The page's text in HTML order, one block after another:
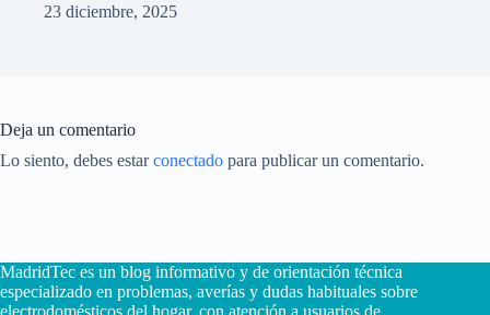
23 diciembre, 2025
Deja un comentario
Lo siento, debes estarconectado para publicar un comentario.
MadridTec es un blog informativo y de orientación técnica
especializado en problemas, averías y dudas habituales sobre
electrodomésticos del hogar, con atención a usuarios de